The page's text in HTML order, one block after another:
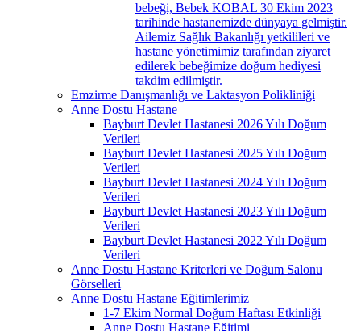
bebeği, Bebek KOBAL 30 Ekim 2023
tarihinde hastanemizde dünyaya gelmiştir.
Ailemiz Sağlık Bakanlığı yetkilileri ve
hastane yönetimimiz tarafından ziyaret
edilerek bebeğimize doğum hediyesi
takdim edilmiştir.
Emzirme Danışmanlığı ve Laktasyon Polikliniği
Anne Dostu Hastane
Bayburt Devlet Hastanesi 2026 Yılı Doğum
Verileri
Bayburt Devlet Hastanesi 2025 Yılı Doğum
Verileri
Bayburt Devlet Hastanesi 2024 Yılı Doğum
Verileri
Bayburt Devlet Hastanesi 2023 Yılı Doğum
Verileri
Bayburt Devlet Hastanesi 2022 Yılı Doğum
Verileri
Anne Dostu Hastane Kriterleri ve Doğum Salonu
Görselleri
Anne Dostu Hastane Eğitimlerimiz
1-7 Ekim Normal Doğum Haftası Etkinliği
Anne Dostu Hastane Eğitimi